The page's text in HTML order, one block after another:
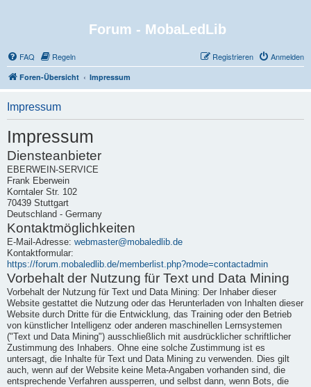
Forum - MobaLedLib
FAQ Regeln Anmelden
Registrieren
Foren-Übersicht Impressum
Impressum
Impressum
Diensteanbieter
EBERWEIN-SERVICE
Frank Eberwein
Korntaler Str. 102
70439 Stuttgart
Deutschland - Germany
Kontaktmöglichkeiten
E-Mail-Adresse: webmaster@mobaledlib.de
Kontaktformular:
https://forum.mobaledlib.de/memberlist.php?mode=contactadmin
Vorbehalt der Nutzung für Text und Data Mining
Vorbehalt der Nutzung für Text und Data Mining: Der Inhaber dieser
Website gestattet die Nutzung oder das Herunterladen von Inhalten dieser
Website durch Dritte für die Entwicklung, das Training oder den Betrieb
von künstlicher Intelligenz oder anderen maschinellen Lernsystemen
("Text und Data Mining") ausschließlich mit ausdrücklicher schriftlicher
Zustimmung des Inhabers. Ohne eine solche Zustimmung ist es
untersagt, die Inhalte für Text und Data Mining zu verwenden. Dies gilt
auch, wenn auf der Website keine Meta-Angaben vorhanden sind, die
entsprechende Verfahren aussperren, und selbst dann, wenn Bots, die